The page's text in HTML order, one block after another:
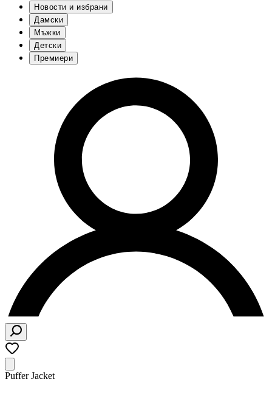
Новости и избрани
Дамски
Мъжки
Детски
Премиери
Puffer Jacket